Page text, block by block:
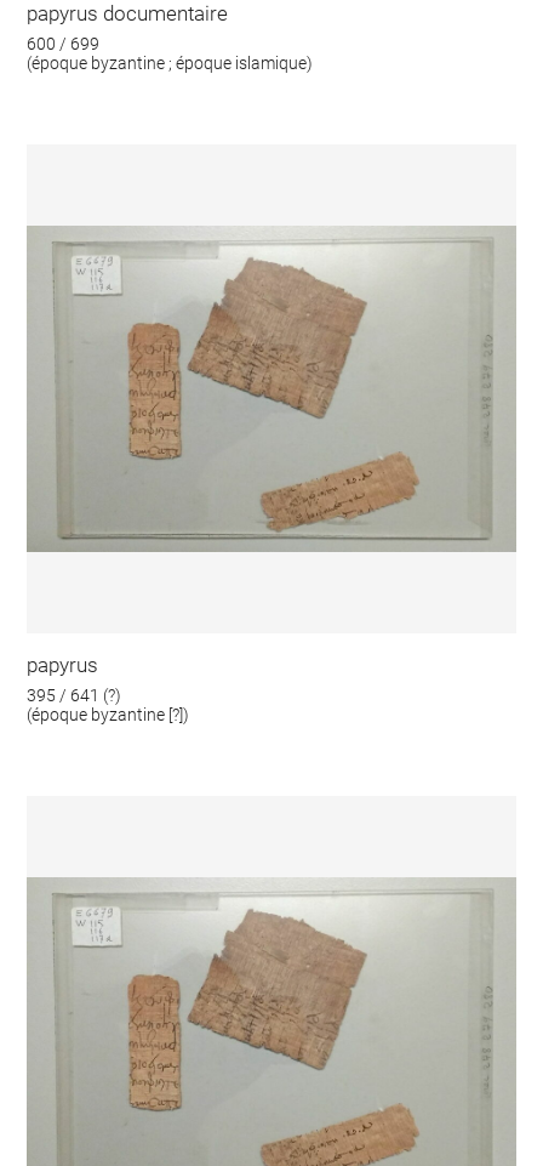
papyrus documentaire
600 / 699
(époque byzantine ; époque islamique)
papyrus
395 / 641 (?)
(époque byzantine [?])